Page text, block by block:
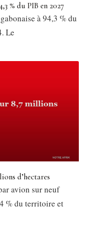
% du PIB en 2027
à 94,3 % du
Le
d’hectares
avion sur neuf
% du territoire et